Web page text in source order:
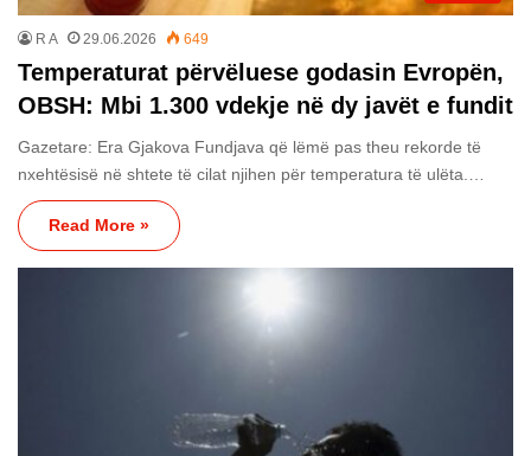
R A 29.06.2026 649
Temperaturat përvëluese godasin Evropën,
OBSH: Mbi 1.300 vdekje në dy javët e fundit
Gazetare: Era Gjakova Fundjava që lëmë pas theu rekorde të
nxehtësisë në shtete të cilat njihen për temperatura të ulëta.…
Read More »